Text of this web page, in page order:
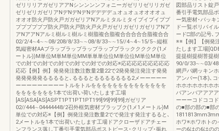
ゼリリリアガゼリアアNシンンンンフォニーガゼリリゼリリガゼ
ゼリゼリガゼリアNデNデNデNデデデデュオュオュオオオオュ
オオオ防火戸防火戸ガガゼリアNアルミタルミタイプイプイププ
ププププププ防火戸防火戸防火戸火戸ガゼリガゼリガゼリアNア
アNアアNアルミ樹ルミ樹ルミ樹脂複合脂複合合合合合脂複合合
02/2/4∼4∼∼08/208/8/33∼∼08/8/33∼∼15//4∼4∼15/5∼縦框
気縦密材AAブラッブラッブラッブラッブブラッククククク(1メ
ートル))M単位M単M単位MM単単単位位M単位位M単位M単位
での対での対での対での対での対での対応※応応応応応応応応応
応応【例】例】発発発注数注数量2量22で2発発発注発注す発発
発発発発発るるるると､るるるとるるるるるるる2メーーーーー
ーーーーーーーーートルをトルをををををををををををををを
ををををををを1本で出荷い荷いたします工場
[AS[ASA[AS[ASPT1PT1PT1PT199]99]99]99]ガゼリア
02//444∼04444448/2召外框気密材ブラッブク(1メ1メートル)M
単位での対応※【例】例発注発注数量2でで発注す発注するると､
2メートルを1本で出荷いたします工場ドアクローザドアチェー
ンフランス落し丁番引手電気部品ポストピース･クリップ･振れ
図部品リスト錠
番引手電気部品
ー気密材･パッキ
ド一覧ポリパイ
ード□部の記号､
※※【例】【例発
たします工場
提提樹提樹菩提
90/0/33∼∼03/
網戸パ網ッキン
アンバー(1本)､
ホホホホホホホ
バアンバアアア
ーーーコドココ
の■部の部の■部
ホワ※ホワホトの
ーの6はの6はの